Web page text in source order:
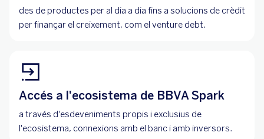
des de productes per al dia a dia fins a solucions de crèdit
per finançar el creixement, com el venture debt.
Accés a l'ecosistema de BBVA Spark
a través d'esdeveniments propis i exclusius de
l'ecosistema, connexions amb el banc i amb inversors.